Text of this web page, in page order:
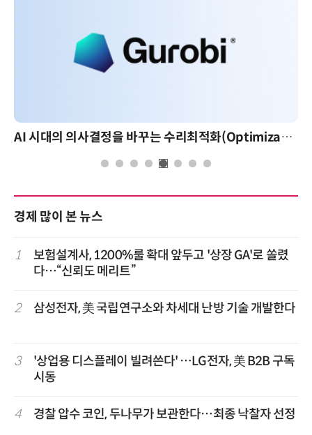
AI 시대의 의사결정을 바꾸는 수리최적화(Optimization): 실제 산업 적용 사례와 활용 전략
경제 많이 본 뉴스
1
보험설계사, 1200%룰 확대 앞두고 '상장 GA'로 쏠렸
다…“신뢰도 메리트”
2 삼성전자, 美 국립연구소와 차세대 난방 기술 개발한다
3
'상업용 디스플레이 빌려쓴다' …LG전자, 美 B2B 구독
시동
4 경찰 압수 코인, 두나무가 보관한다…최종 낙찰자 선정